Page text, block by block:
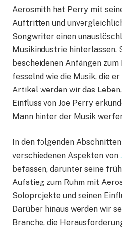
Aerosmith hat Perry mit
Auftritten und
Songwriter einen
Musikindustrie hinterlassen.
bescheidenen Anfängen
fesselnd wie die Musik, die
Artikel werden wir das
Einfluss von Joe Perry
Mann hinter der Musik
In den folgenden
verschiedenen Aspekten von
befassen, darunter seine
Aufstieg zum Ruhm mit
Soloprojekte und seinen
Darüber hinaus werden wir
Branche, die